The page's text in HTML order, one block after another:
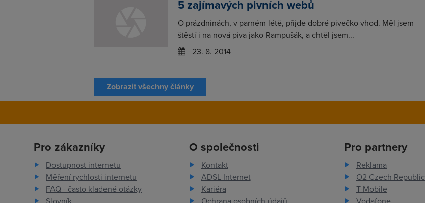
5 zajímavých pivních webů
O prázdninách, v parném létě, přijde dobré pivečko vhod. Měl jsem
štěstí i na nová piva jako Rampušák, a chtěl jsem...
23. 8. 2014
Zobrazit všechny články
Pro zákazníky
Dostupnost internetu
Měření rychlosti internetu
FAQ - často kladené otázky
O společnosti
Kontakt
ADSL Internet
Kariéra
Pro partnery
Reklama
O2 Czech Republic
T-Mobile